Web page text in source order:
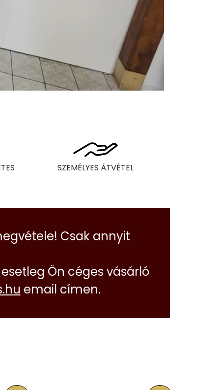
SZEMÉLYES ÁTVÉTEL
Csak annyit
Ön céges vásárló
email címen.